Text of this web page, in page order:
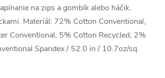
na zips a gombík alebo háčik.
Materiál: 72% Cotton Conventional,
Conventional, 5% Cotton Recycled, 2%
Spandex / 52.0 in / 10.7oz/sq